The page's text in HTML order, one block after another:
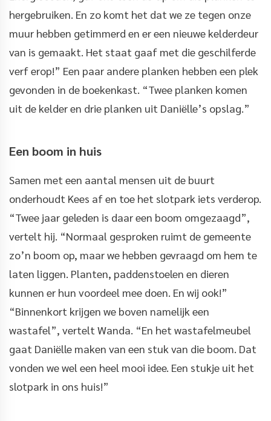
hergebruiken. En zo komt het dat we ze tegen onze
muur hebben getimmerd en er een nieuwe kelderdeur
van is gemaakt. Het staat gaaf met die geschilferde
verf erop!” Een paar andere planken hebben een plek
gevonden in de boekenkast. “Twee planken komen
uit de kelder en drie planken uit Daniëlle’s opslag.”
Een boom in huis
Samen met een aantal mensen uit de buurt
onderhoudt Kees af en toe het slotpark iets verderop.
“Twee jaar geleden is daar een boom omgezaagd”,
vertelt hij. “Normaal gesproken ruimt de gemeente
zo’n boom op, maar we hebben gevraagd om hem te
laten liggen. Planten, paddenstoelen en dieren
kunnen er hun voordeel mee doen. En wij ook!”
“Binnenkort krijgen we boven namelijk een
wastafel”, vertelt Wanda. “En het wastafelmeubel
gaat Daniëlle maken van een stuk van die boom. Dat
vonden we wel een heel mooi idee. Een stukje uit het
slotpark in ons huis!”